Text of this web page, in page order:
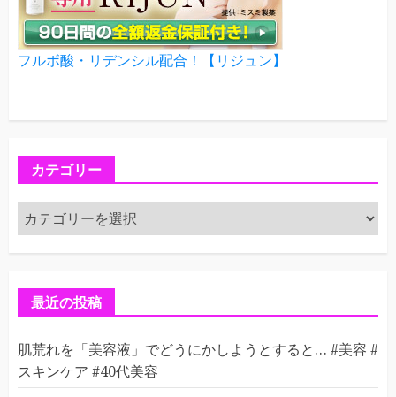
フルボ酸・リデンシル配合！【リジュン】
カテゴリー
カ
テ
ゴ
最近の投稿
肌荒れを「美容液」でどうにかしようとすると… #美容 #
スキンケア #40代美容